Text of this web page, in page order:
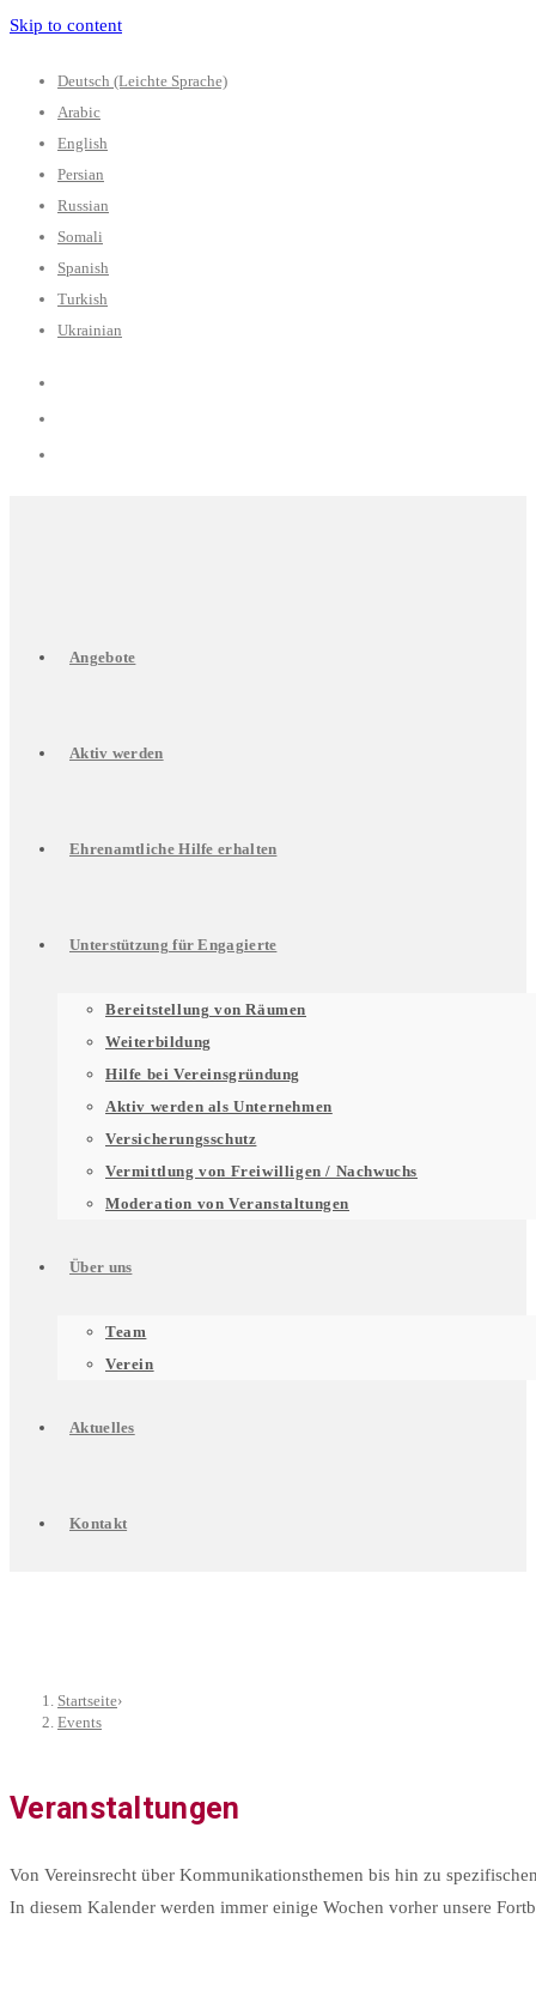
Skip to content
Deutsch (Leichte Sprache)
Arabic
English
Persian
Russian
Somali
Spanish
Turkish
Ukrainian
Angebote
Aktiv werden
Ehrenamtliche Hilfe erhalten
Unterstützung für Engagierte
Bereitstellung von Räumen
Weiterbildung
Hilfe bei Vereinsgründung
Aktiv werden als Unternehmen
Versicherungsschutz
Vermittlung von Freiwilligen / Nachwuchs
Moderation von Veranstaltungen
Über uns
Team
Verein
Aktuelles
Kontakt
Startseite›
Events
Veranstaltungen
Von Vereinsrecht über Kommunikationsthemen bis hin zu
In diesem Kalender werden immer einige Wochen vorher unsere